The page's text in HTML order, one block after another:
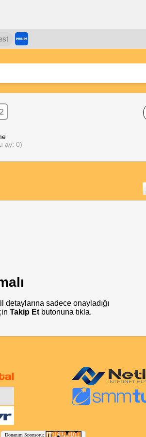
ay: 0)
sadece onayladığı
Takip Et butonuna tıkla.
Donanım Sponsoru: